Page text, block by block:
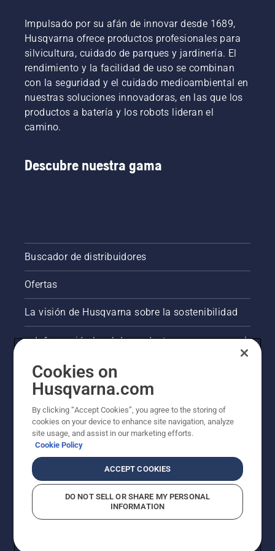
césped
irregular.
Impulsado por su afán de innovar desde 1689,
Husqvarna ofrece productos profesionales para
silvicultura, cuidado de parques y jardinería. El
rendimiento y la facilidad de uso se combinan
con la seguridad y el cuidado medioambiental en
nuestras soluciones innovadoras, en las que los
productos a batería y los robots lideran el
camino.
Descubre nuestra gama
Buscador de distribuidores
Ofertas
La visión de Husqvarna sobre la sostenibilidad
Información legal de productos
Otros sitios de Husqvarna
AlertLine/Canal de Denúncias
Cookies on
Husqvarna.com
By clicking “Accept Cookies”, you agree to the storing of
cookies on your device to enhance site navigation, analyze
site usage, and assist in our marketing efforts.
Cookie Policy
ACCEPT COOKIES
DO NOT SELL OR SHARE MY PERSONAL
INFORMATION